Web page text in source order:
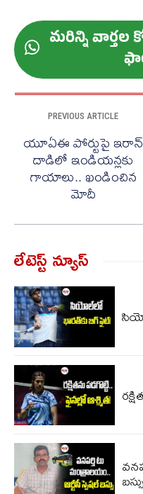
మ‌రిన్ని
PREVIOUS ARTICLE
యూఏఈ పోర్టుపై ఇరాన్
దాడిలో ఇండియన్లకు
గాయాలు.. ఖండించిన
మోదీ
లేటెస్ట్ న్యూస్‌
బస్సు